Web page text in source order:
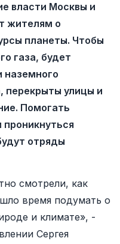
власти Москвы и
жителям о
планеты. Чтобы
газа, будет
наземного
перекрыты улицы и
Помогать
отряды
смотрели, как
время подумать о
и климате», -
Сергея